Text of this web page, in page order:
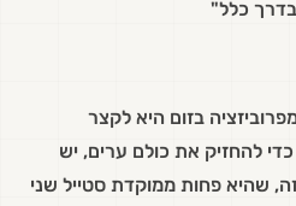
כלל"
בזום היא לקצר
להחזיק את כולם ערים, יש
שהיא פחות ממוקדת סטייל שני